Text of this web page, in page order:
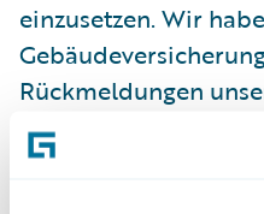
einzusetzen. Wir
Rückmeldungen
neuen System
einheitliche